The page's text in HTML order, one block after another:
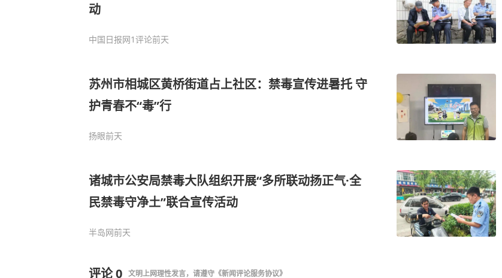
动
中国日报网1评论前天
苏州市相城区黄桥街道占上社区：禁毒宣传进暑托 守
护青春不“毒”行
扬眼前天
诸城市公安局禁毒大队组织开展“多所联动扬正气·全
民禁毒守净土”联合宣传活动
半岛网前天
评论0 文明上网理性发言，请遵守 《新闻评论服务协议》